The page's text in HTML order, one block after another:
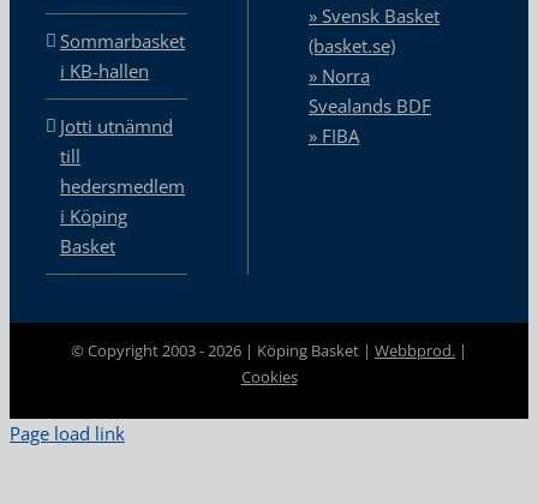
Sommarbasket
i KB-hallen
Jotti utnämnd
till
hedersmedlem
i Köping
Basket
» Svensk Basket
(basket.se)
» Norra
Svealands BDF
» FIBA
© Copyright 2003 -2026 | Köping Basket | Webbprod. |
Cookies
Page load link